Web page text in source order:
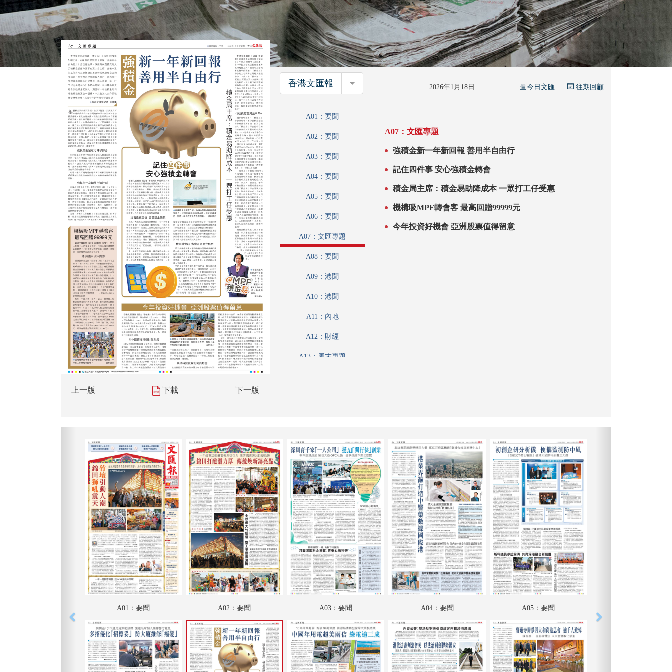
上一版 下載 下一版
香港文匯報 香港文匯報 2026年1月18日 今日文匯 往期回顧
A01：要聞
A02：要聞
A03：要聞
A04：要聞
A05：要聞
A06：要聞
A07：文匯專題
A08：要聞
A09：港聞
A10：港聞
A11：內地
A12：財經
A13：周末專題
A18：娛樂
A19：體育
A20：體育
A21：國際
A22：國際
B01：文匯馬經
B02：文匯馬經
B03：文匯馬經
SW01：匯周刊
SW02：匯周刊
A07：文匯專題
強積金新一年新回報 善用半自由行
記住四件事 安心強積金轉會
積金局主席：積金易助降成本 一眾打工仔受惠
機構吸MPF轉會客 最高回贈99999元
今年投資好機會 亞洲股票值得留意
A01：要聞 A02：要聞 A03：要聞 A04：要聞 A05：要聞